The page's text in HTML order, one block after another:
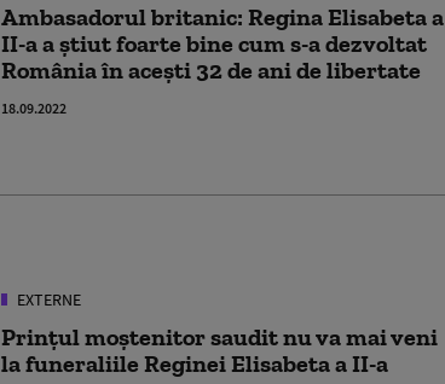
Ambasadorul britanic: Regina Elisabeta a
II-a a știut foarte bine cum s-a dezvoltat
România în acești 32 de ani de libertate
18.09.2022
EXTERNE
Prințul moștenitor saudit nu va mai veni
la funeraliile Reginei Elisabeta a II-a